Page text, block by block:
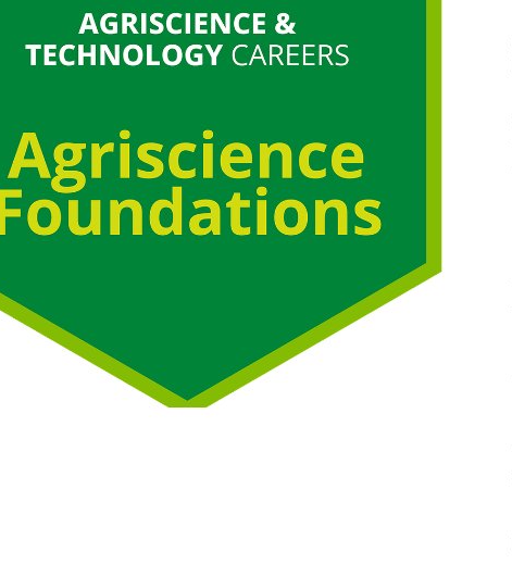
Terraform
DevOps
Apple
Ec-Council
Autodesk
ITS